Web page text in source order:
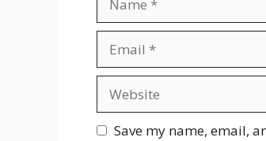
Save my name, email,